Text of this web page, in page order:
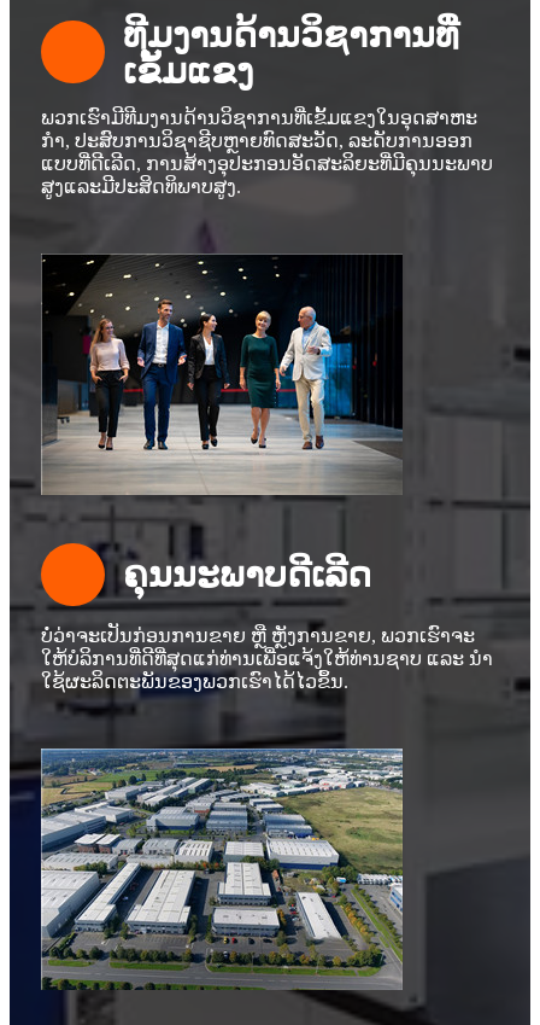
ທີມງານດ້ານວິຊາການທີ່
ເຂັ້ມແຂງ
ພວກເຮົາມີທີມງານດ້ານວິຊາການທີ່ເຂັ້ມແຂງໃນອຸດສາຫະ
ກໍາ, ປະສົບການວິຊາຊີບຫຼາຍທົດສະວັດ, ລະດັບການອອກ
ແບບທີ່ດີເລີດ, ການສ້າງອຸປະກອນອັດສະລິຍະທີ່ມີຄຸນນະພາບ
ສູງແລະມີປະສິດທິພາບສູງ.
ຄຸນນະພາບດີເລີດ
ບໍ່ວ່າຈະເປັນກ່ອນການຂາຍ ຫຼື ຫຼັງການຂາຍ, ພວກເຮົາຈະ
ໃຫ້ບໍລິການທີ່ດີທີ່ສຸດແກ່ທ່ານເພື່ອແຈ້ງໃຫ້ທ່ານຊາບ ແລະ ນຳ
ໃຊ້ຜະລິດຕະພັນຂອງພວກເຮົາໄດ້ໄວຂຶ້ນ.